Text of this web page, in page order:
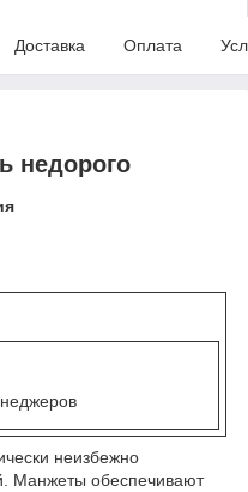
Доставка Оплата
недорого
неизбежно
Манжеты обеспечивают